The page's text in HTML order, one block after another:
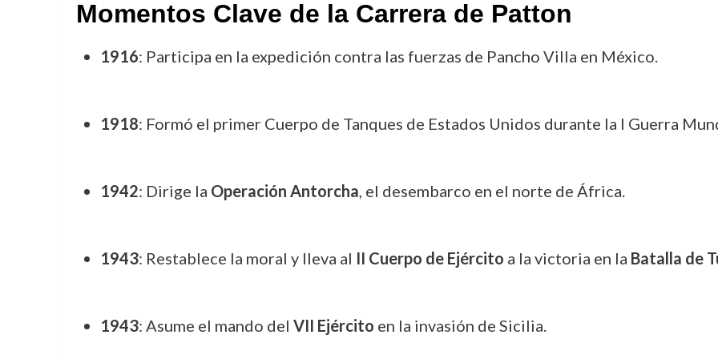
Momentos Clave de la Carrera de Patton
1916: Participa en la expedición contra las fuerzas de Pancho Villa en México.
1918: Formó el primer Cuerpo de Tanques de Estados Unidos durante la I Guerra
1942: Dirige la Operación Antorcha, el desembarco en el norte de África.
1943: Restablece la moral y lleva al II Cuerpo de Ejército a la victoria en la Batalla de
1943: Asume el mando del VII Ejército en la invasión de Sicilia.